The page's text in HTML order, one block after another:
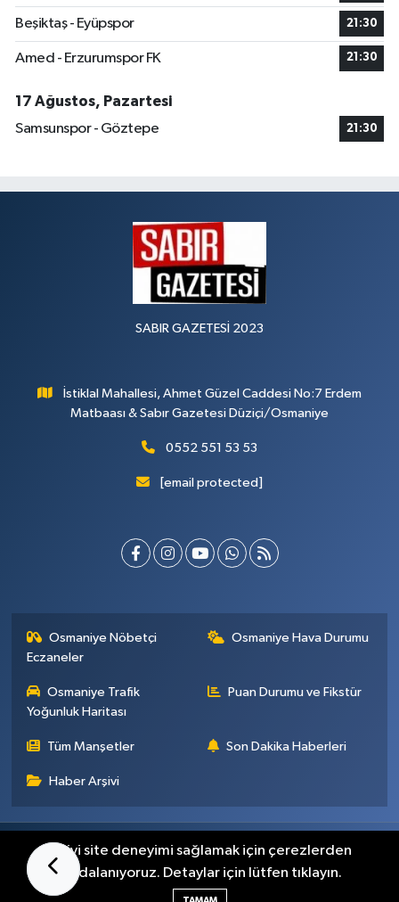
Beşiktaş - Eyüpspor 21:30
Amed - Erzurumspor FK 21:30
17 Ağustos, Pazartesi
Samsunspor - Göztepe
21:30
SABIR GAZETESİ 2023
İstiklal Mahallesi, Ahmet Güzel Caddesi No:7 Erdem
Matbaası & Sabır Gazetesi Düziçi/Osmaniye
0552 551 53 53
[email protected]
Osmaniye Nöbetçi
Eczaneler
Osmaniye Hava Durumu
Osmaniye Trafik
Yoğunluk Haritası
Puan Durumu ve Fikstür
Tüm Manşetler Son Dakika Haberleri
Haber Arşivi
Künye İletişim Gizlilik Sözleşmesi
Haber Yazılımı:
En iyi site deneyimi sağlamak için çerezlerden
faydalanıyoruz. Detaylar için lütfen tıklayın.